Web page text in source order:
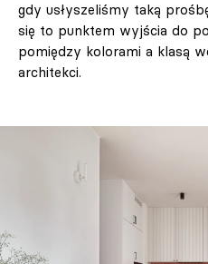
gdy usłyszeliśmy taką
się to punktem wyjścia do
pomiędzy kolorami a klasą
architekci.